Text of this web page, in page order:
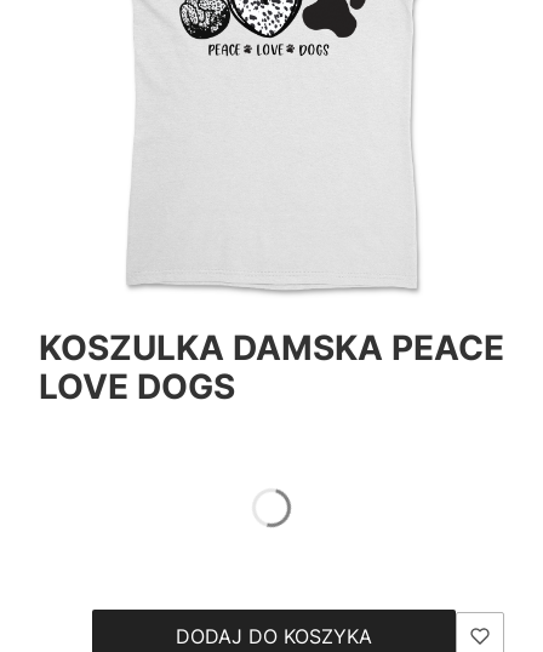
KOSZULKA DAMSKA PEACE
LOVE DOGS
DODAJ DO KOSZYKA